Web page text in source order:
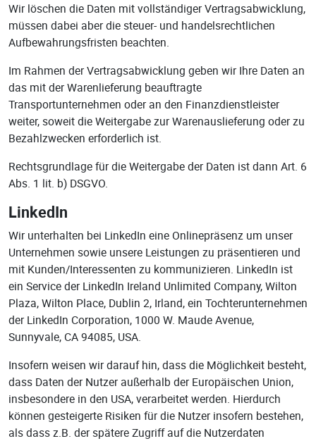
Wir löschen die Daten mit vollständiger Vertragsabwicklung,
müssen dabei aber die steuer- und handelsrechtlichen
Aufbewahrungsfristen beachten.
Im Rahmen der Vertragsabwicklung geben wir Ihre Daten an
das mit der Warenlieferung beauftragte
Transportunternehmen oder an den Finanzdienstleister
weiter, soweit die Weitergabe zur Warenauslieferung oder zu
Bezahlzwecken erforderlich ist.
Rechtsgrundlage für die Weitergabe der Daten ist dann Art. 6
Abs. 1 lit. b) DSGVO.
LinkedIn
Wir unterhalten bei LinkedIn eine Onlinepräsenz um unser
Unternehmen sowie unsere Leistungen zu präsentieren und
mit Kunden/Interessenten zu kommunizieren. LinkedIn ist
ein Service der LinkedIn Ireland Unlimited Company, Wilton
Plaza, Wilton Place, Dublin 2, Irland, ein Tochterunternehmen
der LinkedIn Corporation, 1000 W. Maude Avenue,
Sunnyvale, CA 94085, USA.
Insofern weisen wir darauf hin, dass die Möglichkeit besteht,
dass Daten der Nutzer außerhalb der Europäischen Union,
insbesondere in den USA, verarbeitet werden. Hierdurch
können gesteigerte Risiken für die Nutzer insofern bestehen,
als dass z.B. der spätere Zugriff auf die Nutzerdaten